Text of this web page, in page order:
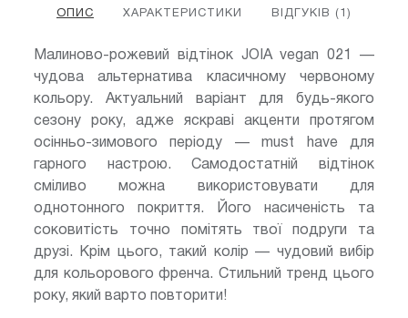
ОПИС ХАРАКТЕРИСТИКИ ВІДГУКІВ (1)
Малиново-рожевий відтінок JOIA vegan 021 —
чудова альтернатива класичному червоному
кольору. Актуальний варіант для будь-якого
сезону року, адже яскраві акценти протягом
осінньо-зимового періоду — must have для
гарного настрою. Самодостатній відтінок
сміливо можна використовувати для
однотонного покриття. Його насиченість та
соковитість точно помітять твої подруги та
друзі. Крім цього, такий колір — чудовий вибір
для кольорового френча. Стильний тренд цього
року, який варто повторити!